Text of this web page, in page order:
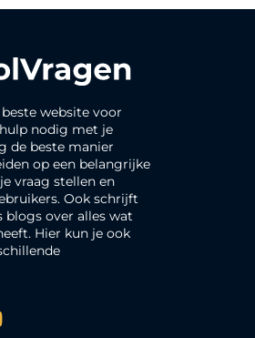
beste website voor
nodig met je
de beste manier
op een belangrijke
vraag stellen en
Ook schrijft
blogs over alles wat
Hier kun je ook